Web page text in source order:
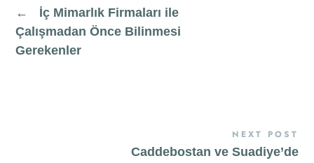
←
İç Mimarlık Firmaları ile
Çalışmadan Önce Bilinmesi
Gerekenler
NEXT POST
Caddebostan ve Suadiye’de